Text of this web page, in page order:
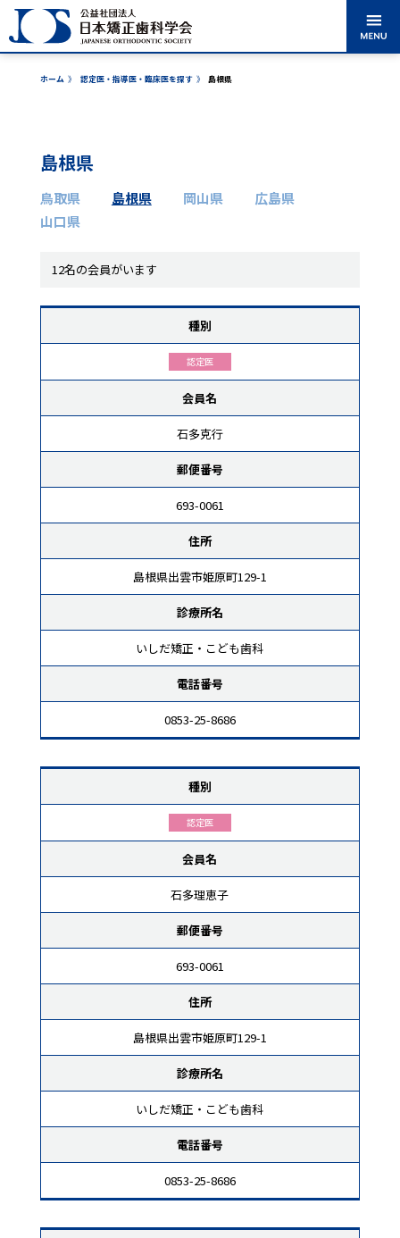
医・指導医・臨床医
を探す
各委員会からの
お知らせ
ホーム 》 認定医・指導医・臨床医を探す 》 島根県
島根県
鳥取県 島根県 岡山県
広島県
山口県
12名の会員がいます
種別
認定医
会員名
石多克行
郵便番号
693-0061
住所
島根県出雲市姫原町129-1
診療所名
いしだ矯正・こども歯科
電話番号
0853-25-8686
種別
認定医
会員名
石多理恵子
郵便番号
693-0061
住所
島根県出雲市姫原町129-1
診療所名
いしだ矯正・こども歯科
電話番号
0853-25-8686